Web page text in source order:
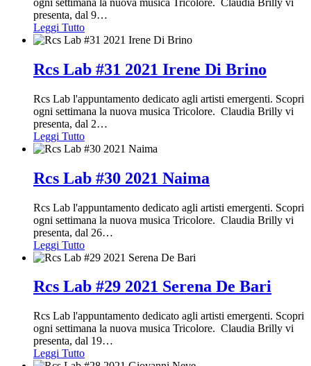
ogni settimana la nuova musica Tricolore. Claudia Brilly vi
presenta, dal 9…
Leggi Tutto
Rcs Lab #31 2021 Irene Di Brino
Rcs Lab l'appuntamento dedicato agli artisti emergenti. Scopri
ogni settimana la nuova musica Tricolore. Claudia Brilly vi
presenta, dal 2…
Leggi Tutto
Rcs Lab #30 2021 Naima
Rcs Lab l'appuntamento dedicato agli artisti emergenti. Scopri
ogni settimana la nuova musica Tricolore. Claudia Brilly vi
presenta, dal 26…
Leggi Tutto
Rcs Lab #29 2021 Serena De Bari
Rcs Lab l'appuntamento dedicato agli artisti emergenti. Scopri
ogni settimana la nuova musica Tricolore. Claudia Brilly vi
presenta, dal 19…
Leggi Tutto